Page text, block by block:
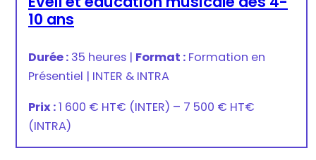
10 ans
Durée : 35 heures | Format : Formation en
Présentiel | INTER & INTRA
Prix :1 600 € HT€ (INTER) – 7 500 € HT€
(INTRA)